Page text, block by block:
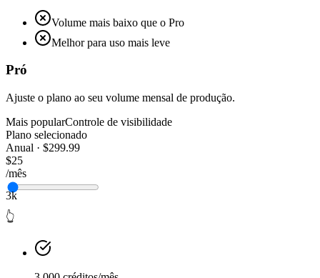
Volume mais baixo que o Pro
Melhor para uso mais leve
Pró
Ajuste o plano ao seu volume mensal de produção.
Mais popularControle de visibilidade
Plano selecionado
Anual · $299.99
$25
/mês
3k
👆